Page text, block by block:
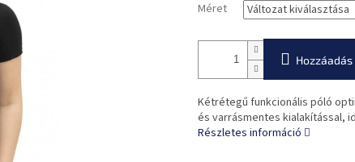
Méret
Kétrétegű funkcionális póló
és varrásmentes kialakítással,
Részletes információ